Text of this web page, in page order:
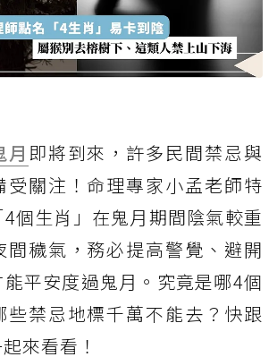
月 即將到來，許多民間禁忌與
受關注！命理專家小孟老師特
個生肖」在鬼月期間陰氣較重
間穢氣，務必提高警覺、避開
平安度過鬼月。究竟是哪4個
些禁忌地標千萬不能去？快跟
來看看！